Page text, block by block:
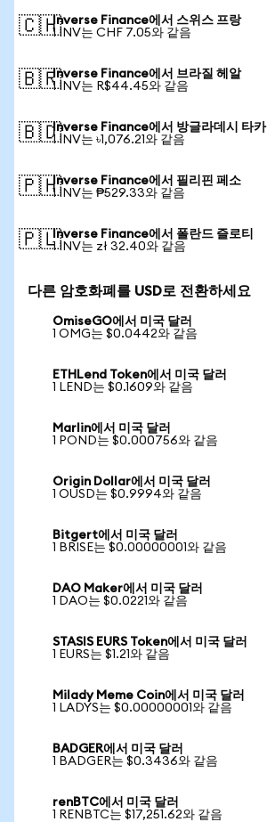
🇨🇭Inverse Finance에서 스위스 프랑
1 INV는 CHF 7.05와 같음
🇧🇷Inverse Finance에서 브라질 헤알
1 INV는 R$44.45와 같음
🇧🇩Inverse Finance에서 방글라데시 타카
1 INV는 ৳1,076.21와 같음
🇵🇭Inverse Finance에서 필리핀 페소
1 INV는 ₱529.33와 같음
🇵🇱Inverse Finance에서 폴란드 즐로티
1 INV는 zł 32.40와 같음
다른 암호화폐를 USD로 전환하세요
OmiseGO에서 미국 달러
1 OMG는 $0.0442와 같음
ETHLend Token에서 미국 달러
1 LEND는 $0.1609와 같음
Marlin에서 미국 달러
1 POND는 $0.000756와 같음
Origin Dollar에서 미국 달러
1 OUSD는 $0.9994와 같음
Bitgert에서 미국 달러
1 BRISE는 $0.00000001와 같음
DAO Maker에서 미국 달러
1 DAO는 $0.0221와 같음
STASIS EURS Token에서 미국 달러
1 EURS는 $1.21와 같음
Milady Meme Coin에서 미국 달러
1 LADYS는 $0.00000001와 같음
BADGER에서 미국 달러
1 BADGER는 $0.3436와 같음
renBTC에서 미국 달러
1 RENBTC는 $17,251.62와 같음